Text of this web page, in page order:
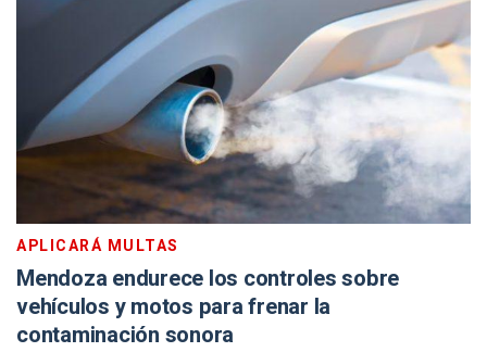
APLICARÁ MULTAS
Mendoza endurece los controles sobre
vehículos y motos para frenar la
contaminación sonora